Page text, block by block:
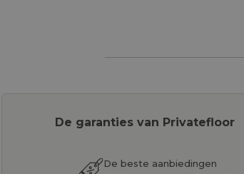
De garanties van Privatefloor
De beste aanbiedingen